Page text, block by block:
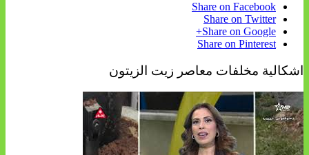
Share on Facebook
Share on Twitter
Share on Google+
Share on Pinterest
اشكالية مخلفات معاصر زيت الزيتون